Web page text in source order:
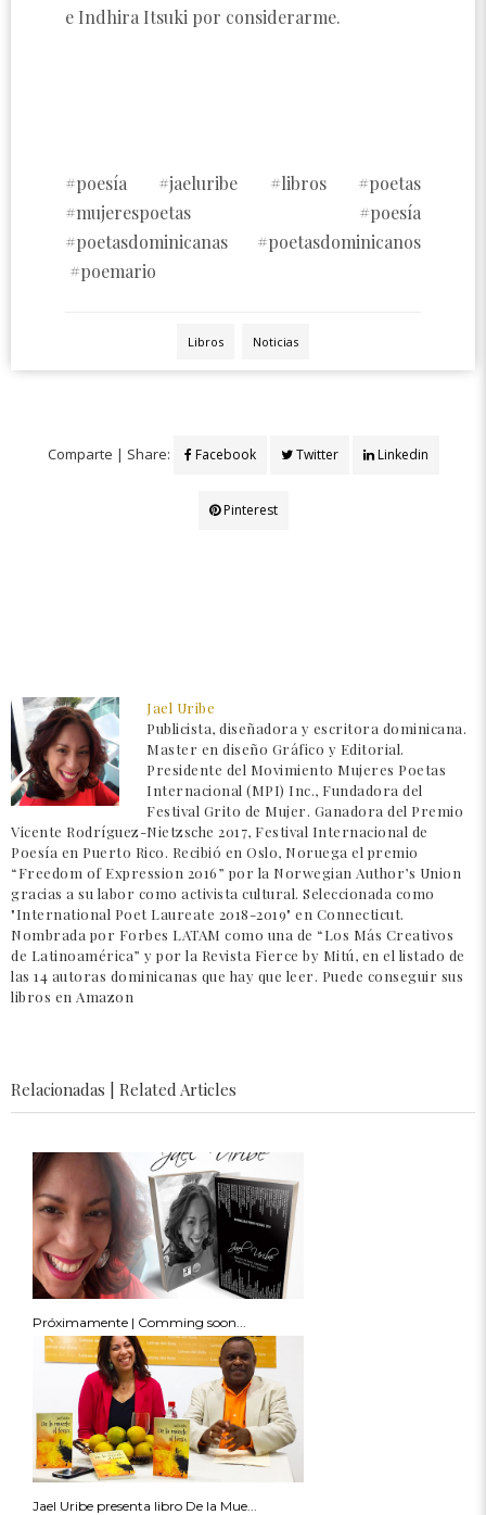
e Indhira Itsuki por considerarme.
#poesía #jaeluribe #libros #poetas
#mujerespoetas #poesía
#poetasdominicanas #poetasdominicanos
#poemario
Libros Noticias
Comparte | Share: Facebook Twitter Linkedin
Pinterest
Jael Uribe
Publicista, diseñadora y escritora dominicana.
Master en diseño Gráfico y Editorial.
Presidente del Movimiento Mujeres Poetas
Internacional (MPI) Inc., Fundadora del
Festival Grito de Mujer. Ganadora del Premio
Vicente Rodríguez-Nietzsche 2017, Festival Internacional de
Poesía en Puerto Rico. Recibió en Oslo, Noruega el premio
“Freedom of Expression 2016” por la Norwegian Author’s Union
gracias a su labor como activista cultural. Seleccionada como
"International Poet Laureate 2018-2019" en Connecticut.
Nombrada por Forbes LATAM como una de “Los Más Creativos
de Latinoamérica” y por la Revista Fierce by Mitú, en el listado de
las 14 autoras dominicanas que hay que leer. Puede conseguir sus
libros en Amazon
Relacionadas | Related Articles
Próximamente | Comming soon...
Jael Uribe presenta libro De la Mue...